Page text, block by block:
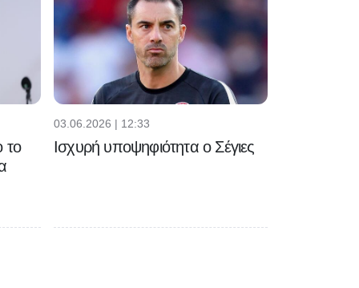
το
03.06.2026 | 12:33
Ισχυρή υποψηφιότητα ο Σέγιες